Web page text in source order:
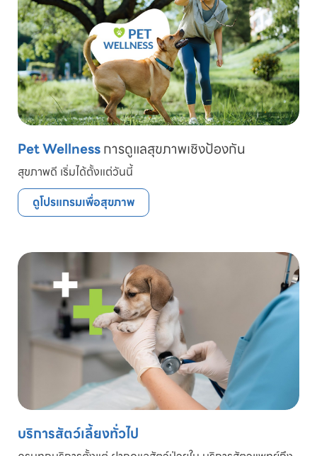
Pet Wellnessการดูแลสุขภาพเชิงป้องกัน
สุขภาพดี เริ่มได้ตั้งแต่วันนี้
ดูโปรแกรมเพื่อสุขภาพ
บริการสัตว์เลี้ยงทั่วไป